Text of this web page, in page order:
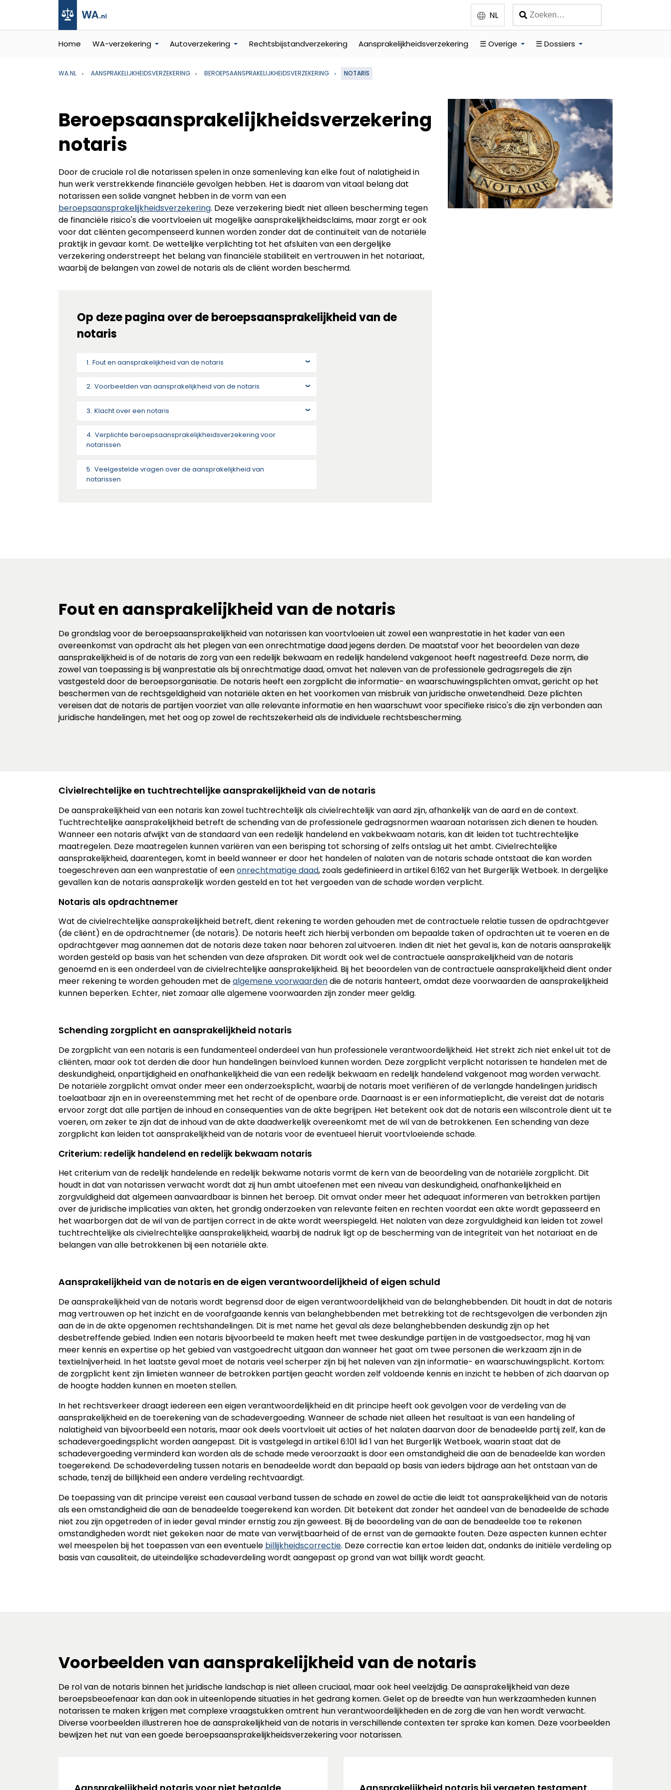
NL
Home WA-verzekering Autoverzekering Rechtsbijstandverzekering Aansprakelijkheidsverzekering ☰ Overige ☰ Dossiers
WA.NL AANSPRAKELIJKHEIDSVERZEKERING BEROEPSAANSPRAKELIJKHEIDSVERZEKERING NOTARIS
Beroepsaansprakelijkheidsverzekering
notaris
Door de cruciale rol die notarissen spelen in onze samenleving kan elke fout of nalatigheid in
hun werk verstrekkende financiële gevolgen hebben. Het is daarom van vitaal belang dat
notarissen een solide vangnet hebben in de vorm van een
beroepsaansprakelijkheidsverzekering. Deze verzekering biedt niet alleen bescherming tegen
de financiële risico's die voortvloeien uit mogelijke aansprakelijkheidsclaims, maar zorgt er ook
voor dat cliënten gecompenseerd kunnen worden zonder dat de continuïteit van de notariële
praktijk in gevaar komt. De wettelijke verplichting tot het afsluiten van een dergelijke
verzekering onderstreept het belang van financiële stabiliteit en vertrouwen in het notariaat,
waarbij de belangen van zowel de notaris als de cliënt worden beschermd.
Op deze pagina over de beroepsaansprakelijkheid van de
notaris
Fout en aansprakelijkheid van de notaris
Voorbeelden van aansprakelijkheid van de notaris
Klacht over een notaris
Verplichte beroepsaansprakelijkheidsverzekering voor
notarissen
Veelgestelde vragen over de aansprakelijkheid van
notarissen
Fout en aansprakelijkheid van de notaris
De grondslag voor de beroepsaansprakelijkheid van notarissen kan voortvloeien uit zowel een wanprestatie in het kader van een
overeenkomst van opdracht als het plegen van een onrechtmatige daad jegens derden. De maatstaf voor het beoordelen van deze
aansprakelijkheid is of de notaris de zorg van een redelijk bekwaam en redelijk handelend vakgenoot heeft nagestreefd. Deze norm, die
zowel van toepassing is bij wanprestatie als bij onrechtmatige daad, omvat het naleven van de professionele gedragsregels die zijn
vastgesteld door de beroepsorganisatie. De notaris heeft een zorgplicht die informatie- en waarschuwingsplichten omvat, gericht op het
beschermen van de rechtsgeldigheid van notariële akten en het voorkomen van misbruik van juridische onwetendheid. Deze plichten
vereisen dat de notaris de partijen voorziet van alle relevante informatie en hen waarschuwt voor specifieke risico's die zijn verbonden aan
juridische handelingen, met het oog op zowel de rechtszekerheid als de individuele rechtsbescherming.
Civielrechtelijke en tuchtrechtelijke aansprakelijkheid van de notaris
De aansprakelijkheid van een notaris kan zowel tuchtrechtelijk als civielrechtelijk van aard zijn, afhankelijk van de aard en de context.
Tuchtrechtelijke aansprakelijkheid betreft de schending van de professionele gedragsnormen waaraan notarissen zich dienen te houden.
Wanneer een notaris afwijkt van de standaard van een redelijk handelend en vakbekwaam notaris, kan dit leiden tot tuchtrechtelijke
maatregelen. Deze maatregelen kunnen variëren van een berisping tot schorsing of zelfs ontslag uit het ambt. Civielrechtelijke
aansprakelijkheid, daarentegen, komt in beeld wanneer er door het handelen of nalaten van de notaris schade ontstaat die kan worden
toegeschreven aan een wanprestatie of eenonrechtmatige daad, zoals gedefinieerd in artikel 6:162 van het Burgerlijk Wetboek. In dergelijke
gevallen kan de notaris aansprakelijk worden gesteld en tot het vergoeden van de schade worden verplicht.
Notaris als opdrachtnemer
Wat de civielrechtelijke aansprakelijkheid betreft, dient rekening te worden gehouden met de contractuele relatie tussen de opdrachtgever
(de cliënt) en de opdrachtnemer (de notaris). De notaris heeft zich hierbij verbonden om bepaalde taken of opdrachten uit te voeren en de
opdrachtgever mag aannemen dat de notaris deze taken naar behoren zal uitvoeren. Indien dit niet het geval is, kan de notaris aansprakelijk
worden gesteld op basis van het schenden van deze afspraken. Dit wordt ook wel de contractuele aansprakelijkheid van de notaris
genoemd en is een onderdeel van de civielrechtelijke aansprakelijkheid. Bij het beoordelen van de contractuele aansprakelijkheid dient onder
meer rekening te worden gehouden met dealgemene voorwaardendie de notaris hanteert, omdat deze voorwaarden de aansprakelijkheid
kunnen beperken. Echter, niet zomaar alle algemene voorwaarden zijn zonder meer geldig.
Schending zorgplicht en aansprakelijkheid notaris
De zorgplicht van een notaris is een fundamenteel onderdeel van hun professionele verantwoordelijkheid. Het strekt zich niet enkel uit tot de
cliënten, maar ook tot derden die door hun handelingen beïnvloed kunnen worden. Deze zorgplicht verplicht notarissen te handelen met de
deskundigheid, onpartijdigheid en onafhankelijkheid die van een redelijk bekwaam en redelijk handelend vakgenoot mag worden verwacht.
De notariële zorgplicht omvat onder meer een onderzoeksplicht, waarbij de notaris moet verifiëren of de verlangde handelingen juridisch
toelaatbaar zijn en in overeenstemming met het recht of de openbare orde. Daarnaast is er een informatieplicht, die vereist dat de notaris
ervoor zorgt dat alle partijen de inhoud en consequenties van de akte begrijpen. Het betekent ook dat de notaris een wilscontrole dient uit te
voeren, om zeker te zijn dat de inhoud van de akte daadwerkelijk overeenkomt met de wil van de betrokkenen. Een schending van deze
zorgplicht kan leiden tot aansprakelijkheid van de notaris voor de eventueel hieruit voortvloeiende schade.
Criterium: redelijk handelend en redelijk bekwaam notaris
Het criterium van de redelijk handelende en redelijk bekwame notaris vormt de kern van de beoordeling van de notariële zorgplicht. Dit
houdt in dat van notarissen verwacht wordt dat zij hun ambt uitoefenen met een niveau van deskundigheid, onafhankelijkheid en
zorgvuldigheid dat algemeen aanvaardbaar is binnen het beroep. Dit omvat onder meer het adequaat informeren van betrokken partijen
over de juridische implicaties van akten, het grondig onderzoeken van relevante feiten en rechten voordat een akte wordt gepasseerd en
het waarborgen dat de wil van de partijen correct in de akte wordt weerspiegeld. Het nalaten van deze zorgvuldigheid kan leiden tot zowel
tuchtrechtelijke als civielrechtelijke aansprakelijkheid, waarbij de nadruk ligt op de bescherming van de integriteit van het notariaat en de
belangen van alle betrokkenen bij een notariële akte.
Aansprakelijkheid van de notaris en de eigen verantwoordelijkheid of eigen schuld
De aansprakelijkheid van de notaris wordt begrensd door de eigen verantwoordelijkheid van de belanghebbenden. Dit houdt in dat de notaris
mag vertrouwen op het inzicht en de voorafgaande kennis van belanghebbenden met betrekking tot de rechtsgevolgen die verbonden zijn
aan de in de akte opgenomen rechtshandelingen. Dit is met name het geval als deze belanghebbenden deskundig zijn op het
desbetreffende gebied. Indien een notaris bijvoorbeeld te maken heeft met twee deskundige partijen in de vastgoedsector, mag hij van
meer kennis en expertise op het gebied van vastgoedrecht uitgaan dan wanneer het gaat om twee personen die werkzaam zijn in de
textielnijverheid. In het laatste geval moet de notaris veel scherper zijn bij het naleven van zijn informatie- en waarschuwingsplicht. Kortom:
de zorgplicht kent zijn limieten wanneer de betrokken partijen geacht worden zelf voldoende kennis en inzicht te hebben of zich daarvan op
de hoogte hadden kunnen en moeten stellen.
In het rechtsverkeer draagt iedereen een eigen verantwoordelijkheid en dit principe heeft ook gevolgen voor de verdeling van de
aansprakelijkheid en de toerekening van de schadevergoeding. Wanneer de schade niet alleen het resultaat is van een handeling of
nalatigheid van bijvoorbeeld een notaris, maar ook deels voortvloeit uit acties of het nalaten daarvan door de benadeelde partij zelf, kan de
schadevergoedingsplicht worden aangepast. Dit is vastgelegd in artikel 6:101 lid 1 van het Burgerlijk Wetboek, waarin staat dat de
schadevergoeding verminderd kan worden als de schade mede veroorzaakt is door een omstandigheid die aan de benadeelde kan worden
toegerekend. De schadeverdeling tussen notaris en benadeelde wordt dan bepaald op basis van ieders bijdrage aan het ontstaan van de
schade, tenzij de billijkheid een andere verdeling rechtvaardigt.
De toepassing van dit principe vereist een causaal verband tussen de schade en zowel de actie die leidt tot aansprakelijkheid van de notaris
als een omstandigheid die aan de benadeelde toegerekend kan worden. Dit betekent dat zonder het aandeel van de benadeelde de schade
niet zou zijn opgetreden of in ieder geval minder ernstig zou zijn geweest. Bij de beoordeling van de aan de benadeelde toe te rekenen
omstandigheden wordt niet gekeken naar de mate van verwijtbaarheid of de ernst van de gemaakte fouten. Deze aspecten kunnen echter
wel meespelen bij het toepassen van een eventuele billijkheidscorrectie. Deze correctie kan ertoe leiden dat, ondanks de initiële verdeling op
basis van causaliteit, de uiteindelijke schadeverdeling wordt aangepast op grond van wat billijk wordt geacht.
Voorbeelden van aansprakelijkheid van de notaris
De rol van de notaris binnen het juridische landschap is niet alleen cruciaal, maar ook heel veelzijdig. De aansprakelijkheid van deze
beroepsbeoefenaar kan dan ook in uiteenlopende situaties in het gedrang komen. Gelet op de breedte van hun werkzaamheden kunnen
notarissen te maken krijgen met complexe vraagstukken omtrent hun verantwoordelijkheden en de zorg die van hen wordt verwacht.
Diverse voorbeelden illustreren hoe de aansprakelijkheid van de notaris in verschillende contexten ter sprake kan komen. Deze voorbeelden
bewijzen het nut van een goede beroepsaansprakelijkheidsverzekering voor notarissen.